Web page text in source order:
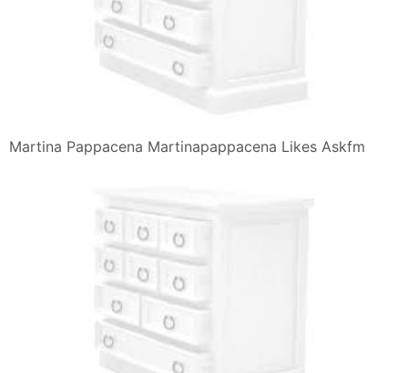
Martina Pappacena Martinapappacena Likes Askfm